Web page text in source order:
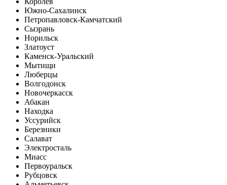
Южно-Сахалинск
Петропавловск-Камчатский
Сызрань
Норильск
Златоуст
Каменск-Уральский
Мытищи
Люберцы
Волгодонск
Новочеркасск
Абакан
Находка
Уссурийск
Березники
Салават
Электросталь
Миасс
Первоуральск
Рубцовск